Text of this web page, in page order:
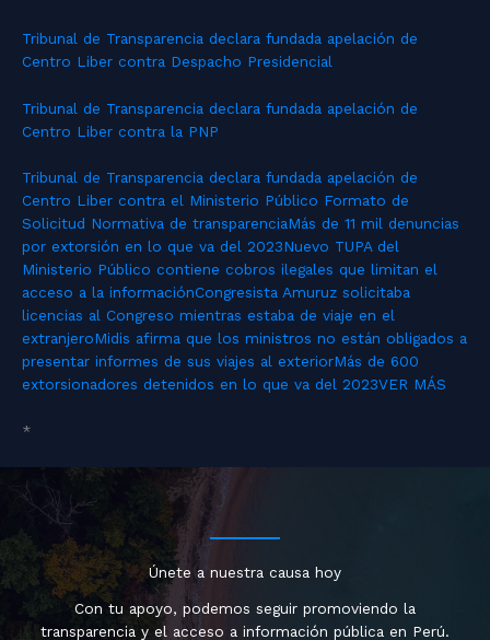
Tribunal de Transparencia declara fundada apelación de
Centro Liber contra Despacho Presidencial
Tribunal de Transparencia declara fundada apelación de
Centro Liber contra la PNP
Tribunal de Transparencia declara fundada apelación de
Centro Liber contra el Ministerio Público Formato de
Solicitud Normativa de transparenciaMás de 11 mil denuncias
por extorsión en lo que va del 2023Nuevo TUPA del
Ministerio Público contiene cobros ilegales que limitan el
acceso a la informaciónCongresista Amuruz solicitaba
licencias al Congreso mientras estaba de viaje en el
extranjeroMidis afirma que los ministros no están obligados a
presentar informes de sus viajes al exteriorMás de 600
extorsionadores detenidos en lo que va del 2023VER MÁS
*
Únete a nuestra causa hoy
Con tu apoyo, podemos seguir promoviendo la
transparencia y el acceso a información pública en Perú.